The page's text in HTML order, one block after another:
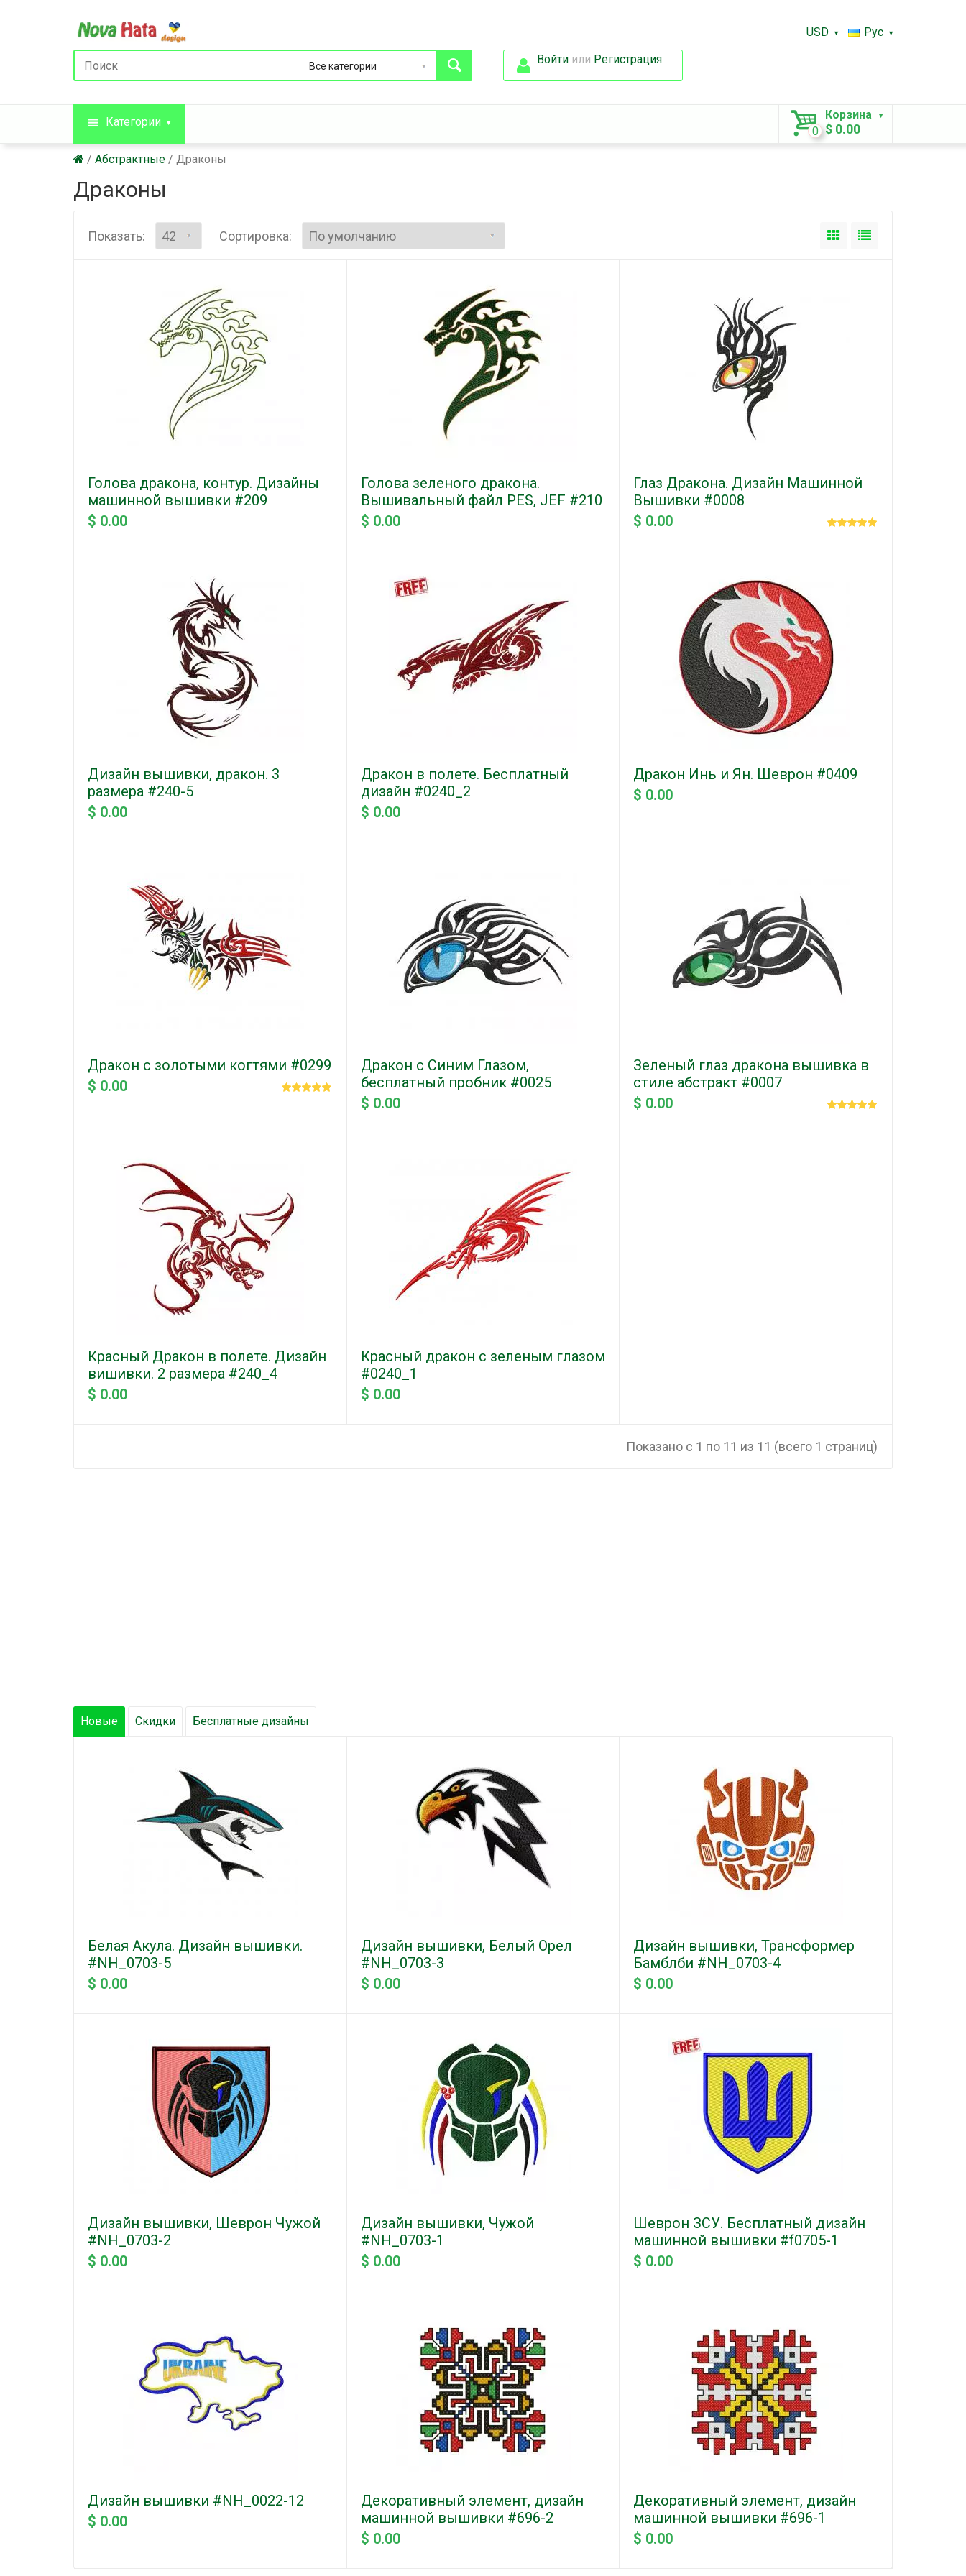
USD
Рус
Войтиили Регистрация.
Категории
Корзина
0 $ 0.00
Абстрактные Драконы
Драконы
Показать: Сортировка:
Голова дракона, контур. Дизайны
машинной вышивки #209
$ 0.00
Голова зеленого дракона.
Вышивальный файл PES, JEF #210
$ 0.00
Глаз Дракона. Дизайн Машинной
Вышивки #0008
$ 0.00
Дизайн вышивки, дракон. 3
размера #240-5
$ 0.00
Дракон в полете. Бесплатный
дизайн #0240_2
$ 0.00
Дракон Инь и Ян. Шеврон #0409
$ 0.00
Дракон с золотыми когтями #0299
$ 0.00
Дракон с Синим Глазом,
бесплатный пробник #0025
$ 0.00
Зеленый глаз дракона вышивка в
стиле абстракт #0007
$ 0.00
Красный Дракон в полете. Дизайн
вишивки. 2 размера #240_4
$ 0.00
Красный дракон с зеленым глазом
#0240_1
$ 0.00
Показано с 1 по 11 из 11 (всего 1 страниц)
Новые Скидки Бесплатные дизайны
Белая Акула. Дизайн вышивки.
#NH_0703-5
$ 0.00
Дизайн вышивки, Белый Орел
#NH_0703-3
$ 0.00
Дизайн вышивки, Трансформер
Бамблби #NH_0703-4
$ 0.00
Дизайн вышивки, Шеврон Чужой
#NH_0703-2
$ 0.00
Дизайн вышивки, Чужой
#NH_0703-1
$ 0.00
Шеврон ЗСУ. Бесплатный дизайн
машинной вышивки #f0705-1
$ 0.00
Дизайн вышивки #NH_0022-12
$ 0.00
Декоративный элемент, дизайн
машинной вышивки #696-2
$ 0.00
Декоративный элемент, дизайн
машинной вышивки #696-1
$ 0.00